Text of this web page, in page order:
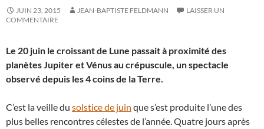
JUIN 23, 2015 JEAN-BAPTISTE FELDMANN
LAISSER UN
COMMENTAIRE
Le 20 juin le croissant de Lune passait à proximité des
planètes Jupiter et Vénus au crépuscule, un spectacle
observé depuis les 4 coins de la Terre.
C’est la veille du solstice de juin que s’est produite l’une des
plus belles rencontres célestes de l’année. Quatre jours après